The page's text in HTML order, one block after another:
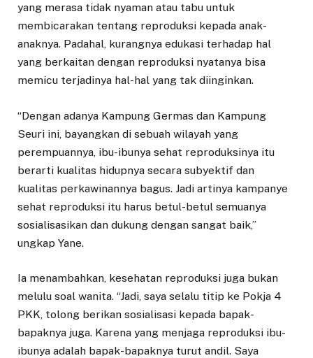
yang merasa tidak nyaman atau tabu untuk
membicarakan tentang reproduksi kepada anak-
anaknya. Padahal, kurangnya edukasi terhadap hal
yang berkaitan dengan reproduksi nyatanya bisa
memicu terjadinya hal-hal yang tak diinginkan.
“Dengan adanya Kampung Germas dan Kampung
Seuri ini, bayangkan di sebuah wilayah yang
perempuannya, ibu-ibunya sehat reproduksinya itu
berarti kualitas hidupnya secara subyektif dan
kualitas perkawinannya bagus. Jadi artinya kampanye
sehat reproduksi itu harus betul-betul semuanya
sosialisasikan dan dukung dengan sangat baik,”
ungkap Yane.
Ia menambahkan, kesehatan reproduksi juga bukan
melulu soal wanita. “Jadi, saya selalu titip ke Pokja 4
PKK, tolong berikan sosialisasi kepada bapak-
bapaknya juga. Karena yang menjaga reproduksi ibu-
ibunya adalah bapak-bapaknya turut andil. Saya